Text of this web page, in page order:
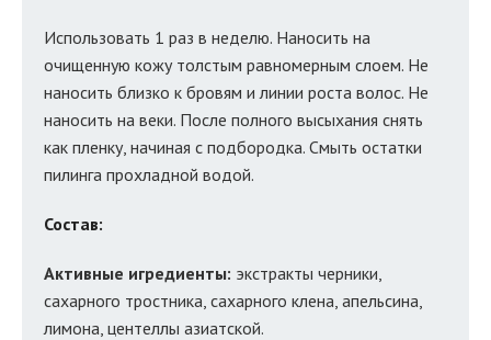
Использовать 1 раз в неделю. Наносить на
очищенную кожу толстым равномерным слоем. Не
наносить близко к бровям и линии роста волос. Не
наносить на веки. После полного высыхания снять
как пленку, начиная с подбородка. Смыть остатки
пилинга прохладной водой.
Состав:
Активные игредиенты: экстракты черники,
сахарного тростника, сахарного клена, апельсина,
лимона, центеллы азиатской.